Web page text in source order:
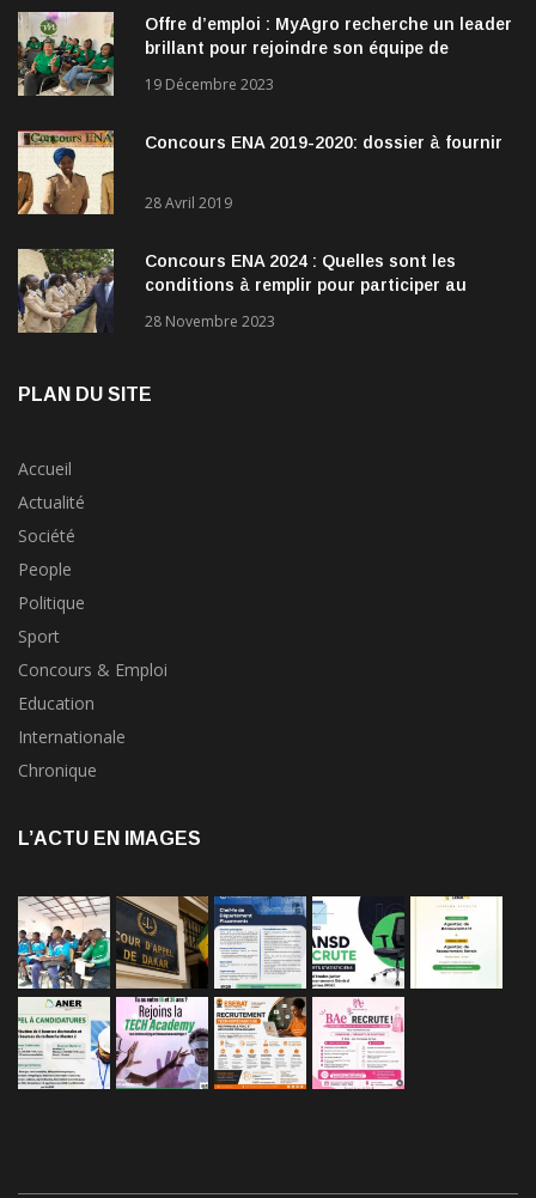
Offre d’emploi : MyAgro recherche un leader
brillant pour rejoindre son équipe de
19 Décembre 2023
Concours ENA 2019-2020: dossier à fournir
28 Avril 2019
Concours ENA 2024 : Quelles sont les
conditions à remplir pour participer au
28 Novembre 2023
PLAN DU SITE
Accueil
Actualité
Société
People
Politique
Sport
Concours & Emploi
Education
Internationale
Chronique
L’ACTU EN IMAGES